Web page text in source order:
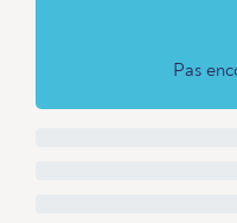
Pas